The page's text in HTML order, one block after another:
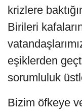
krizlere
Birileri
eşiklerden
sorumluluk
Bizim öfkeye